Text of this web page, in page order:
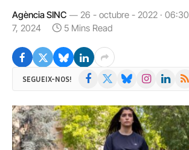
Agència SINC 26 - octubre - 2022 · 06:30
7, 2024
5 Mins Read
SEGUEIX-NOS! Facebook BlueskyInstagramLinkedIn
RSS